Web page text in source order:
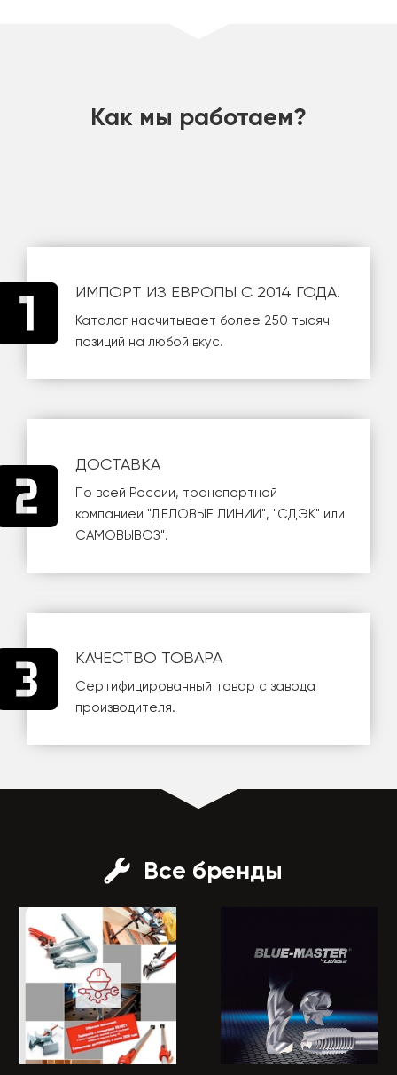
Как мы работаем?
ИМПОРТ ИЗ ЕВРОПЫ С 2014 ГОДА.
Каталог насчитывает более 250 тысяч
позиций на любой вкус.
ДОСТАВКА
По всей России, транспортной
компанией "ДЕЛОВЫЕ ЛИНИИ", "СДЭК" или
САМОВЫВОЗ".
КАЧЕСТВО ТОВАРА
Сертифицированный товар с завода
производителя.
Все бренды